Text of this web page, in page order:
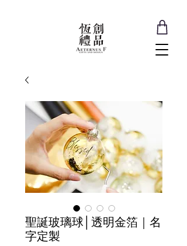
聖誕玻璃球│透明金箔｜名
字定製